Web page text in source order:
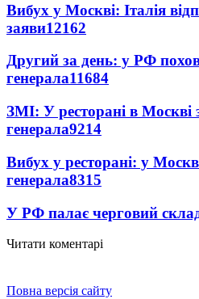
Вибух у Москві: Італія
заяви12162
Другий за день: у РФ
генерала11684
ЗМІ: У ресторані в Москві
генерала9214
Вибух у ресторані: у
генерала8315
У РФ палає черговий
Читати коментарі
Повна версія сайту